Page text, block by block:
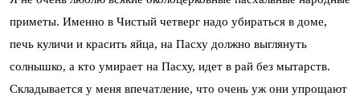
приметы. Именно в Чистый четверг надо убираться в доме,
печь куличи и красить яйца, на Пасху должно выглянуть
солнышко, а кто умирает на Пасху, идет в рай без мытарств.
Складывается у меня впечатление, что очень уж они упрощают